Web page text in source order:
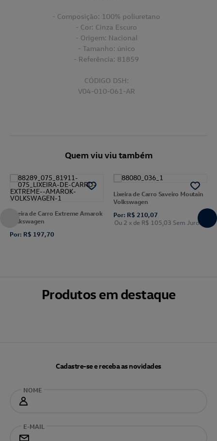
- Composição: 100% poliuretano
- Cor: Cinza Escuro
- Origem: Nacional
- Tamanho: único
- Referência: 81859
CÓDIGO DSH:
V04-010-061-AR
Quem viu viu também
Lixeira de Carro Extreme Amarok
Volkswagen
Por: R$ 197,70
Lixeira de Carro Saveiro Moutain
Volkswagen
Por: R$ 210,07
Ou 2 x de R$ 105,03 Sem Juros
Produtos em destaque
Cadastre-se e receba as novidades
NOME
E-MAIL